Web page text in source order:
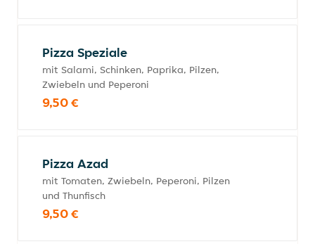
Pizza Speziale
mit Salami, Schinken, Paprika, Pilzen,
Zwiebeln und Peperoni
9,50 €
Pizza Azad
mit Tomaten, Zwiebeln, Peperoni, Pilzen
und Thunfisch
9,50 €